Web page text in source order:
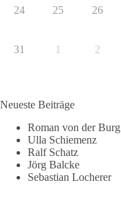
24 25 26
31 1 2
Neueste Beiträge
Roman von der Burg
Ulla Schiemenz
Ralf Schatz
Jörg Balcke
Sebastian Locherer